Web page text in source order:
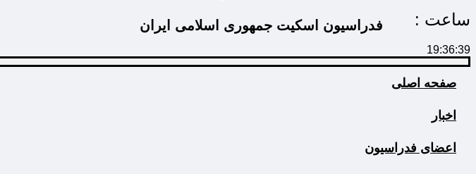
ساعت :
19:36:40
فدراسیون اسکیت جمهوری اسلامی ایران
صفحه اصلی
اخبار
اعضای فدراسیون